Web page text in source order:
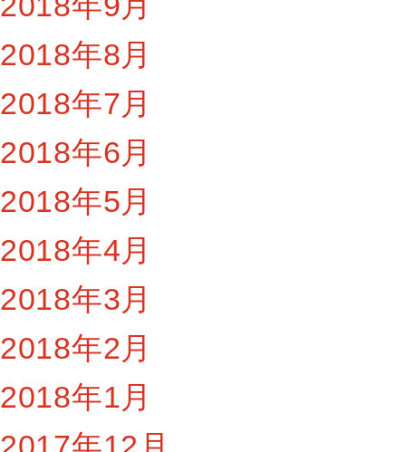
2018年8月
2018年7月
2018年6月
2018年5月
2018年4月
2018年3月
2018年2月
2018年1月